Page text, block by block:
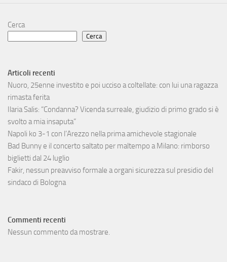
Cerca
Cerca
Articoli recenti
Nuoro, 25enne investito e poi ucciso a coltellate: con lui una ragazza
rimasta ferita
Ilaria Salis: “Condanna? Vicenda surreale, giudizio di primo grado si è
svolto a mia insaputa”
Napoli ko 3-1 con l’Arezzo nella prima amichevole stagionale
Bad Bunny e il concerto saltato per maltempo a Milano: rimborso
biglietti dal 24 luglio
Fakir, nessun preavviso formale a organi sicurezza sul presidio del
sindaco di Bologna
Commenti recenti
Nessun commento da mostrare.